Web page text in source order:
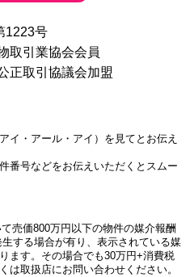
1223号
取引業協会会員
正取引協議会加盟
イ・アール・アイ）を見てとお伝え
番号などをお伝えいただくとスムー
売価800万円以下の物件の媒介報酬
する場合が有り、表示されている媒
ます。その場合でも30万円+消費税
は取扱店にお問い合わせください。